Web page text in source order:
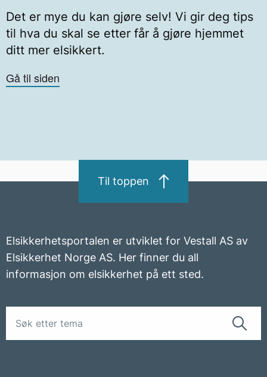
Det er mye du kan gjøre selv! Vi gir deg tips
til hva du skal se etter får å gjøre hjemmet
ditt mer elsikkert.
Gå til siden
Til toppen
Elsikkerhetsportalen er utviklet for Vestall AS av
Elsikkerhet Norge AS. Her finner du all
informasjon om elsikkerhet på ett sted.